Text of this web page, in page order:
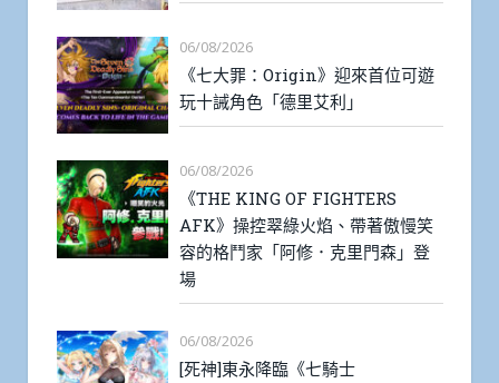
06/08/2026
《七大罪：Origin》迎來首位可遊
玩十誡角色「德里艾利」
06/08/2026
《THE KING OF FIGHTERS
AFK》操控翠綠火焰、帶著傲慢笑
容的格鬥家「阿修．克里門森」登
場
06/08/2026
[死神]東永降臨《七騎士